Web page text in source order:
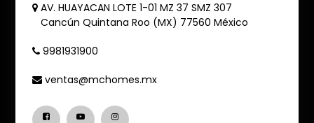
AV. HUAYACAN LOTE 1-01 MZ 37 SMZ 307
Cancún Quintana Roo (MX) 77560 México
9981931900
ventas@mchomes.mx